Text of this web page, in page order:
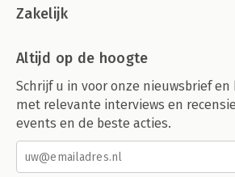
Zakelijk
Altijd op de hoogte
Schrijf u in voor onze nieuwsbrief
met relevante interviews en
events en de beste acties.